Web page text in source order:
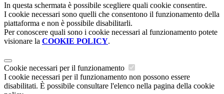
In questa schermata è possibile scegliere quali cookie consentire.
I cookie necessari sono quelli che consentono il funzionamento della
piattaforma e non è possibile disabilitarli.
Per conoscere quali sono i cookie necessari al funzionamento potete
visionare la COOKIE POLICY.
Cookie necessari per il funzionamento
I cookie necessari per il funzionamento non possono essere
disabilitati. È possibile consultare l'elenco nella pagina della cookie